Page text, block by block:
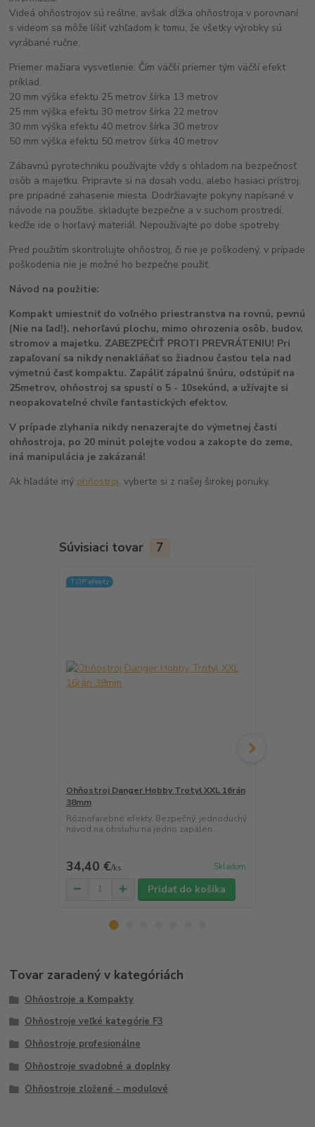
Videá ohňostrojov sú reálne, avšak dĺžka ohňostroja v porovnaní
s videom sa môže líšiť vzhľadom k tomu, že všetky výrobky sú
vyrábané ručne.
Priemer mažiara vysvetlenie: Čím väčší priemer tým väčší efekt
príklad.
20 mm výška efektu 25 metrov šírka 13 metrov
25 mm výška efektu 30 metrov šírka 22 metrov
30 mm výška efektu 40 metrov šírka 30 metrov
50 mm výška efektu 50 metrov šírka 40 metrov
Zábavnú pyrotechniku používajte vždy s ohladom na bezpečnosť
osôb a majetku. Pripravte si na dosah vodu, alebo hasiaci prístroj,
pre prípadné zahasenie miesta. Dodržiavajte pokyny napísané v
návode na použitie, skladujte bezpečne a v suchom prostredí,
keďže ide o horľavý materiál. Nepoužívajte po dobe spotreby.
Pred použitím skontrolujte ohňostroj, či nie je poškodený, v prípade
poškodenia nie je možné ho bezpečne použiť.
Návod na použitie:
Kompakt umiestniť do voľného priestranstva na rovnú, pevnú
(Nie na ľad!), nehorľavú plochu, mimo ohrozenia osôb, budov,
stromov a majetku. ZABEZPEČIŤ PROTI PREVRÁTENIU! Pri
zapaľovaní sa nikdy nenakláňať so žiadnou časťou tela nad
výmetnú časť kompaktu. Zapáliť zápalnú šnúru, odstúpiť na
25metrov, ohňostroj sa spustí o 5 - 10sekúnd, a užívajte si
neopakovateľné chvíle fantastických efektov.
V prípade zlyhania nikdy nenazerajte do výmetnej časti
ohňostroja, po 20 minút polejte vodou a zakopte do zeme,
iná manipulácia je zakázaná!
Ak hľadáte iný ohňostroj, vyberte si z našej širokej ponuky.
Súvisiaci tovar 7
TOP efekty
Ohňostroj Danger Hobby Trotyl XXL 16rán
38mm
Rôznofarebné efekty. Bezpečný, jednoduchý
návod na obsluhu na jedno zapálen...
34,40 €/ks Skladom
Pridať do košíka
Tovar zaradený v kategóriách
Ohňostroje a Kompakty
Ohňostroje veľké kategórie F3
Ohňostroje profesionálne
Ohňostroje svadobné a doplnky
Ohňostroje zložené - modulové